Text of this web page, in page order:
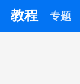
教程 专题